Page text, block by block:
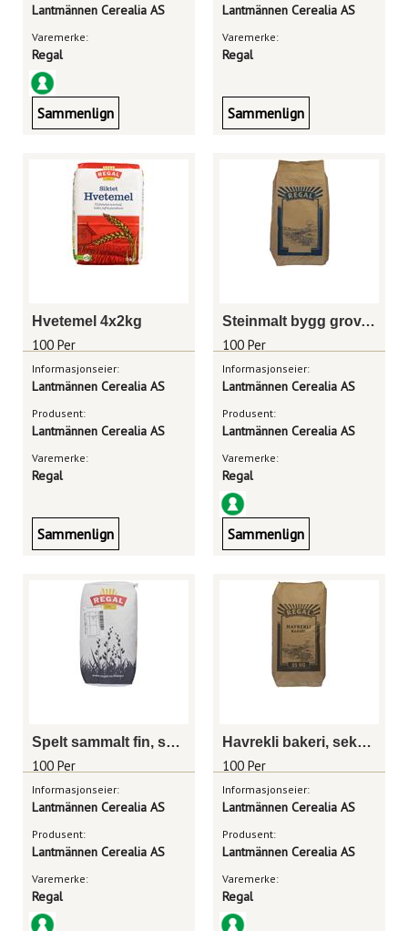
Lantmännen Cerealia AS
Varemerke:
Regal
Sammenlign
Lantmännen Cerealia AS
Varemerke:
Regal
Sammenlign
Hvetemel 4x2kg
100 Per
Informasjonseier:
Lantmännen Cerealia AS
Produsent:
Lantmännen Cerealia AS
Varemerke:
Regal
Sammenlign
Steinmalt bygg grov, sekk 25kg
100 Per
Informasjonseier:
Lantmännen Cerealia AS
Produsent:
Lantmännen Cerealia AS
Varemerke:
Regal
Sammenlign
Spelt sammalt fin, sekk 25kg
100 Per
Informasjonseier:
Lantmännen Cerealia AS
Produsent:
Lantmännen Cerealia AS
Varemerke:
Regal
Havrekli bakeri, sekk 25kg
100 Per
Informasjonseier:
Lantmännen Cerealia AS
Produsent:
Lantmännen Cerealia AS
Varemerke:
Regal